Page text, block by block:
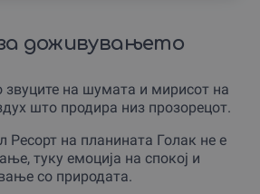
доживувањето
на шумата и мирисот на
што продира низ прозорецот.
Ресорт на планината Голак не е
туку емоција на спокој и
со природата.